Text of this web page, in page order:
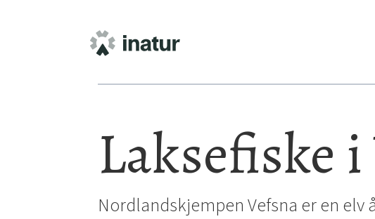
Laksefiske
Nordlandskjempen Vefsna er en elv